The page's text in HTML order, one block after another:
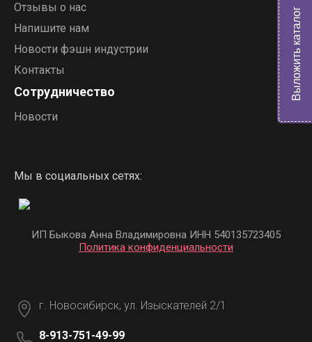
Отзывы о нас
Напишите нам
Новости фэшн индустрии
Контакты
Сотрудничество
Новости
Мы в социальных сетях:
ИП Быкова Анна Владимировна ИНН 540135723405
Политика конфиденциальности
г. Новосибирск, ул. Изыскателей 2/1
8-913-751-49-99
Выложить каталог